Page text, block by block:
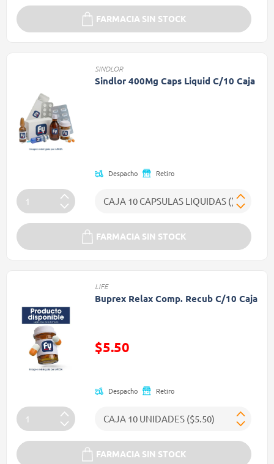
FARMACIA SIN STOCK
SINDLOR
Sindlor 400Mg Caps Liquid C/10 Caja
Despacho Retiro
FARMACIA SIN STOCK
LIFE
Buprex Relax Comp. Recub C/10 Caja
Precio reducido de
$5.50
Despacho Retiro
FARMACIA SIN STOCK